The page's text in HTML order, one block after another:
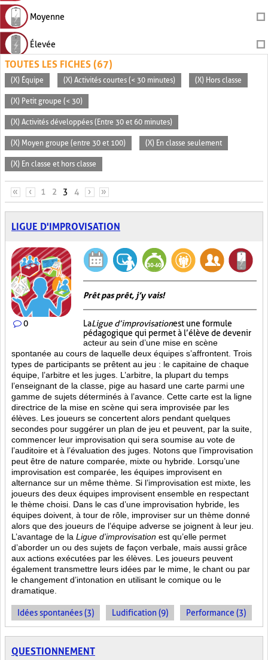
Moyenne
Élevée
TOUTES LES FICHES (67)
(X) Équipe (X) Activités courtes (< 30 minutes) (X) Hors classe
(X) Petit groupe (< 30)
(X) Activités développées (Entre 30 et 60 minutes)
(X) Moyen groupe (entre 30 et 100) (X) En classe seulement
(X) En classe et hors classe
PAGES
« ‹ 1 2 3 4 › »
LIGUE D'IMPROVISATION
0
Prêt pas prêt, j’y vais!
LaLigue d’improvisationest une formule
pédagogique qui permet à l’élève de devenir
acteur au sein d’une mise en scène
spontanée au cours de laquelle deux équipes s’affrontent. Trois
types de participants se prêtent au jeu : le capitaine de chaque
équipe, l’arbitre et les juges. L’arbitre, la plupart du temps
l’enseignant de la classe, pige au hasard une carte parmi une
gamme de sujets déterminés à l’avance. Cette carte est la ligne
directrice de la mise en scène qui sera improvisée par les
élèves. Les joueurs se concertent alors pendant quelques
secondes pour suggérer un plan de jeu et peuvent, par la suite,
commencer leur improvisation qui sera soumise au vote de
l’auditoire et à l’évaluation des juges. Notons que l’improvisation
peut être de nature comparée, mixte ou hybride. Lorsqu’une
improvisation est comparée, les équipes improvisent en
alternance sur un même thème. Si l’improvisation est mixte, les
joueurs des deux équipes improvisent ensemble en respectant
le thème choisi. Dans le cas d’une improvisation hybride, les
équipes doivent, à tour de rôle, improviser sur un thème donné
alors que des joueurs de l’équipe adverse se joignent à leur jeu.
L’avantage de la Ligue d’improvisation est qu’elle permet
d’aborder un ou des sujets de façon verbale, mais aussi grâce
aux actions exécutées par les élèves. Les joueurs peuvent
également transmettre leurs idées par le mime, le chant ou par
le changement d’intonation en utilisant le comique ou le
dramatique.
Idées spontanées (3) Ludification (9) Performance (3)
QUESTIONNEMENT